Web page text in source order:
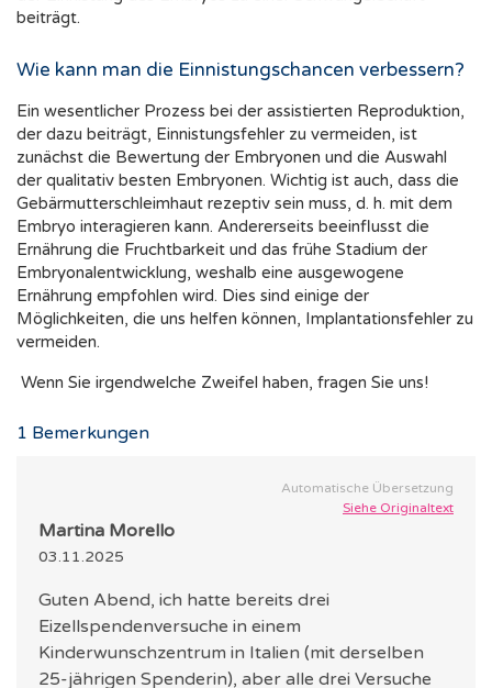
beiträgt.
Wie kann man die Einnistungschancen verbessern?
Ein wesentlicher Prozess bei der assistierten Reproduktion,
der dazu beiträgt, Einnistungsfehler zu vermeiden, ist
zunächst die Bewertung der Embryonen und die Auswahl
der qualitativ besten Embryonen. Wichtig ist auch, dass die
Gebärmutterschleimhaut rezeptiv sein muss, d. h. mit dem
Embryo interagieren kann. Andererseits beeinflusst die
Ernährung die Fruchtbarkeit und das frühe Stadium der
Embryonalentwicklung, weshalb eine ausgewogene
Ernährung empfohlen wird. Dies sind einige der
Möglichkeiten, die uns helfen können, Implantationsfehler zu
vermeiden.
Wenn Sie irgendwelche Zweifel haben, fragen Sie uns!
1 Bemerkungen
Automatische Übersetzung
Siehe Originaltext
Martina Morello
03.11.2025
Guten Abend, ich hatte bereits drei
Eizellspendenversuche in einem
Kinderwunschzentrum in Italien (mit derselben
25-jährigen Spenderin), aber alle drei Versuche